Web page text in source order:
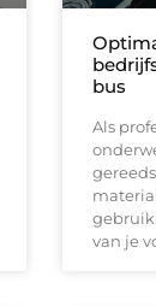
bus
Als
van je